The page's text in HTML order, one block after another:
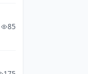
85